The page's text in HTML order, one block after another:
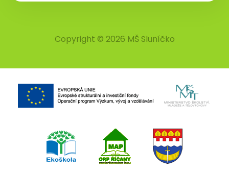
Copyright © 2026 MŠ Sluníčko